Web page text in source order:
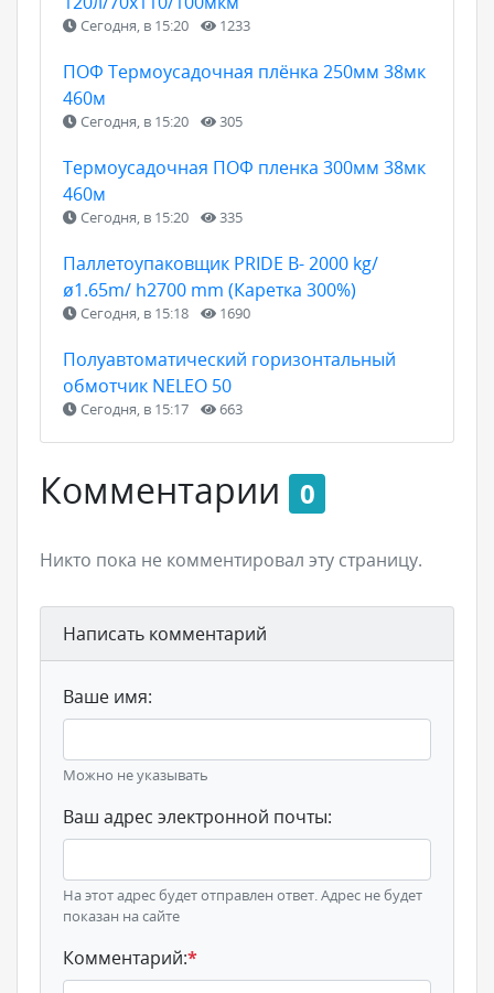
Сегодня, в 15:20 1233
ПОФ Термоусадочная плёнка 250мм 38мк
460м
Сегодня, в 15:20 305
Термоусадочная ПОФ пленка 300мм 38мк
460м
Сегодня, в 15:20 335
Паллетоупаковщик PRIDE В- 2000 kg/
ø1.65m/ h2700 mm (Каретка 300%)
Сегодня, в 15:18 1690
Полуавтоматический горизонтальный
обмотчик NELEO 50
Сегодня, в 15:17 663
Комментарии 0
Никто пока не комментировал эту страницу.
Написать комментарий
Ваше имя:
Можно не указывать
Ваш адрес электронной почты:
На этот адрес будет отправлен ответ. Адрес не будет
показан на сайте
Комментарий:*